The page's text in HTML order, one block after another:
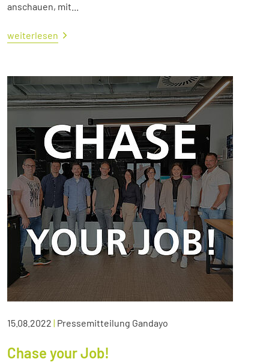
anschauen, mit...
weiterlesen
15.08.2022 | Pressemitteilung Gandayo
Chase your Job!